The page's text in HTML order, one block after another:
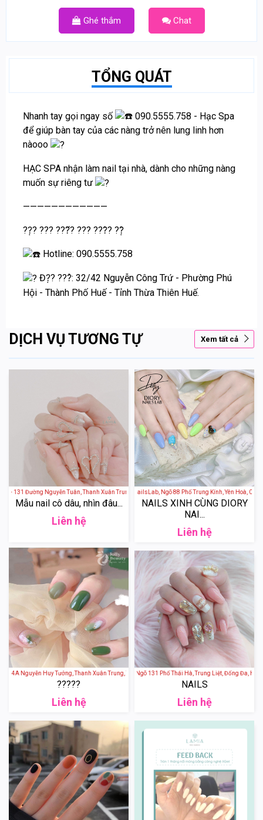
Ghé thắm Chat
TỔNG QUÁT
Nhanh tay gọi ngay số
090.5555.758 - Hạc Spa
để giúp bàn tay của các nàng trở nên lung linh hơn
nàooo
HẠC SPA nhận làm nail tại nhà, dành cho những nàng
muốn sự riêng tư
————————————
??̣? ??? ???̂́? ??? ???̂? ??̣̂
Hotline: 090.5555.758
Đ?̣? ???̉: 32/42 Nguyễn Công Trứ - Phường Phú
Hội - Thành Phố Huế - Tỉnh Thừa Thiên Huế.
DỊCH VỤ TƯƠNG TỰ Xem tất cả
- 131 Đường Nguyễn Tuân, Thanh Xuân Trung, Thanh Xuân, Hà Nội, Việt Nam
Mẫu nail cô dâu, nhìn đâu...
Liên hệ
Diory NailsLab - Diory NailsLab, Ngõ 88 Phố Trung Kính, Yên Hoà, Cầu
NAILS XINH CÙNG DIORY
NAI...
Liên hệ
Nguyễn Huy Tưởng, Thanh Xuân Trung, Thanh Xuân, Hà Nội, Việt Nam
?????
Liên hệ
Nail Mộc An Nhiên - 11 Ngõ 131 Phố Thái Hà, Trung Liệt, Đống Đa, Hà
NAILS
Liên hệ